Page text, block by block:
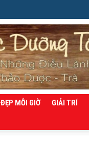
ĐẸP MỖI GIỜ GIẢI TRÍ